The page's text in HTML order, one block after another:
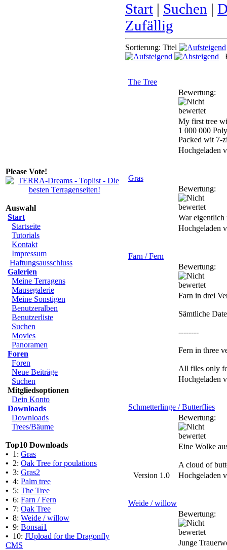
Please Vote!
Auswahl
Start
Startseite
Tutorials
Kontakt
Impressum
Haftungsausschluss
Galerien
Meine Terragens
Mausegalerie
Meine Sonstigen
Benutzeralben
Benutzerliste
Suchen
Movies
Panoramen
Foren
Foren
Neue Beiträge
Suchen
Mitgliedsoptionen
Dein Konto
Downloads
Downloads
Trees/Bäume
Top10 Downloads
• 1: Gras
• 2: Oak Tree for poulations
• 3: Gras2
• 4: Palm tree
• 5: The Tree
• 6: Farn / Fern
• 7: Oak Tree
• 8: Weide / willow
• 9: Bonsai1
• 10: JUpload for the Dragonfly
CMS
Start | Suchen |
Zufällig
Sortierung: Titel
The Tree
Bewertung:
My first tree
1 000 000
Packed wit 7-
Hochgeladen
Gras
Bewertung:
War eigentlich
Hochgeladen
Farn / Fern
Bewertung:
Farn in drei
Sämtliche
--------
Fern in three
All files only
Hochgeladen
Schmetterlinge / Butterflies
Bewertung:
Eine Wolke
A cloud of
Version 1.0
Hochgeladen
Weide / willow
Bewertung:
Junge